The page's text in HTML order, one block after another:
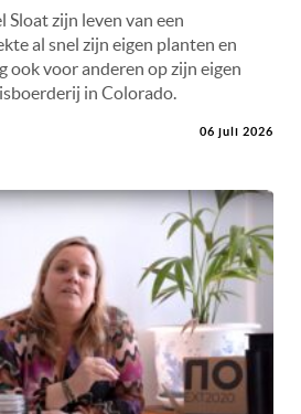
Sloat zijn leven van een
al snel zijn eigen planten en
ook voor anderen op zijn eigen
in Colorado.
06 juli 2026